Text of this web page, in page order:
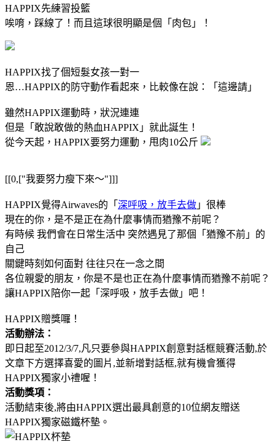
HAPPIX先練習投籃
唉唷，踩線了！而且這球很明顯是個「肉包」！
HAPPIX找了個短髮女孩一對一
恩…HAPPIX的防守動作看起來，比較像在說：「這邊請」
雖然HAPPIX運動時，狀況連連
但是「敢說敢做的熱血HAPPIX」就此誕生！
從今天起，HAPPIX要努力運動，甩肉10公斤
[[0,["我要努力瘦下來～"]]]
HAPPIX覺得Airwaves的「 深呼吸，放手去做 」很棒
現在的你，是不是正在為什麼事情而猶豫不前呢？
有時候 我們會在日常生活中 突然遇見了那個「猶豫不前」的
自己
關鍵時刻如何面對 往往只在一念之間
各位親愛的朋友，你是不是也正在為什麼事情而猶豫不前呢？
讓HAPPIX陪你一起「深呼吸，放手去做」吧！
HAPPIX贈獎囉！
活動辦法：
即日起至2012/3/7,凡只要參與HAPPIX創意對話框競賽活動,於
文章下方選擇喜愛的圖片,並新增對話框,就有機會獲得
HAPPIX獨家小禮喔！
活動獎項：
活動結束後,將由HAPPIX選出最具創意的10位網友贈送
HAPPIX獨家磁鐵杯墊。